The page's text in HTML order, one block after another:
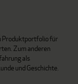
Produktportfolio für
Zum anderen
als
und Geschichte.